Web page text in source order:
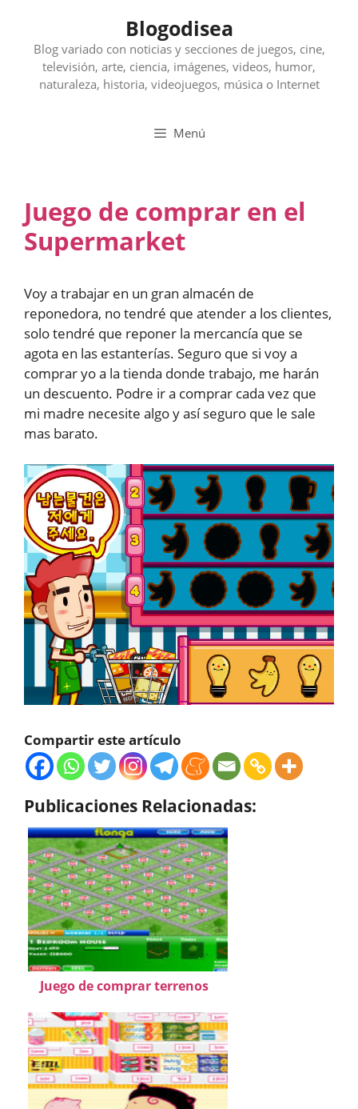
contenido
Blogodisea
Blog variado con noticias y secciones de juegos, cine,
televisión, arte, ciencia, imágenes, videos, humor,
naturaleza, historia, videojuegos, música o Internet
Menú
Juego de comprar en el
Supermarket
Voy a trabajar en un gran almacén de
reponedora, no tendré que atender a los clientes,
solo tendré que reponer la mercancía que se
agota en las estanterías. Seguro que si voy a
comprar yo a la tienda donde trabajo, me harán
un descuento. Podre ir a comprar cada vez que
mi madre necesite algo y así seguro que le sale
mas barato.
Compartir este artículo
Publicaciones Relacionadas:
Juego de comprar terrenos